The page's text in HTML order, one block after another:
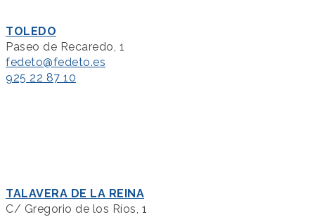
TOLEDO
Paseo de Recaredo, 1
fedeto@fedeto.es
925 22 87 10
TALAVERA DE LA REINA
C/ Gregorio de los Ríos, 1